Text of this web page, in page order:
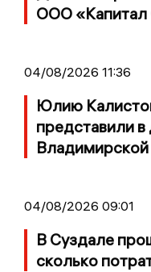
ООО «Капитал
04/08/2026 11:36
Юлию
представили
04/08/2026 09:01
В Суздале
сколько